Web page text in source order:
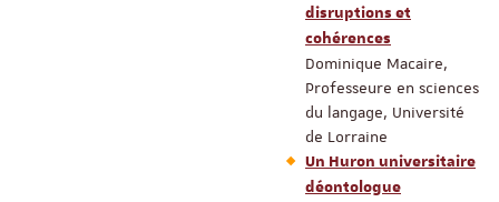
disruptions et
cohérences
Dominique Macaire,
Professeure en sciences
du langage, Université
de Lorraine
Un Huron universitaire
déontologue